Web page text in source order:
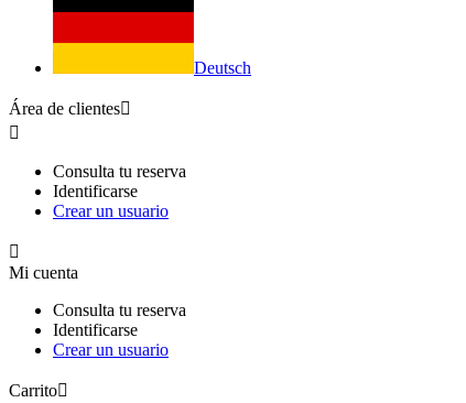
Deutsch
Área de clientes

Consulta tu reserva
Identificarse
Crear un usuario

Mi cuenta
Consulta tu reserva
Identificarse
Crear un usuario
Carrito